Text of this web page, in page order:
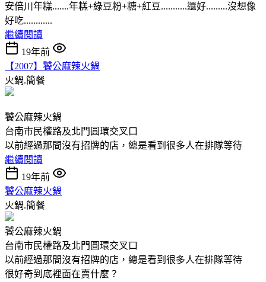
安倍川年糕.......年糕+綠豆粉+糖+紅豆...........還好.........沒想像
好吃............
繼續閱讀
19年前
【2007】饕公麻辣火鍋
火鍋.簡餐
饕公麻辣火鍋
台南市民權路及北門圓環交叉口
以前經過那間沒有招牌的店，總是看到很多人在排隊等待
繼續閱讀
19年前
饕公麻辣火鍋
火鍋.簡餐
饕公麻辣火鍋
台南市民權路及北門圓環交叉口
以前經過那間沒有招牌的店，總是看到很多人在排隊等待
很好奇到底裡面在賣什麼？